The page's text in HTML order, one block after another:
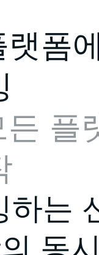
폼
플
하는